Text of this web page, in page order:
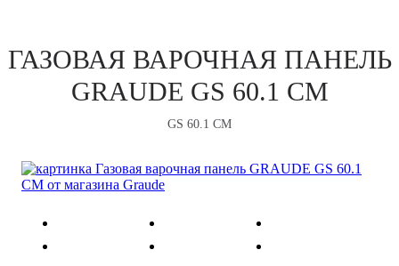
ГАЗОВАЯ ВАРОЧНАЯ ПАНЕЛЬ
GRAUDE GS 60.1 CM
GS 60.1 CM